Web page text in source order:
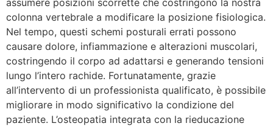
colonna vertebrale a modificare la posizione fisiologica.
Nel tempo, questi schemi posturali errati possono
causare dolore, infiammazione e alterazioni muscolari,
costringendo il corpo ad adattarsi e generando tensioni
lungo l’intero rachide. Fortunatamente, grazie
all’intervento di un professionista qualificato, è possibile
migliorare in modo significativo la condizione del
paziente. L’osteopatia integrata con la rieducazione